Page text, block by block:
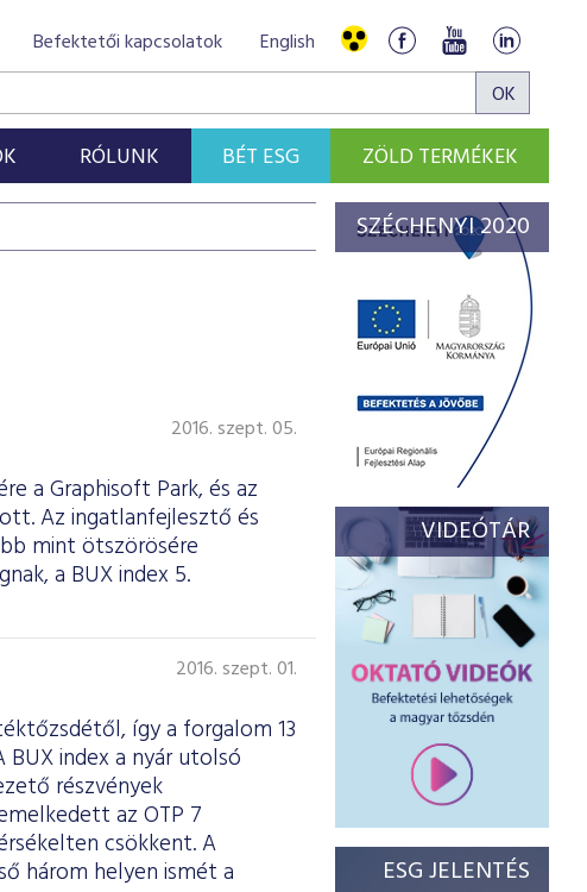
Befektetői kapcsolatok English
RÓLUNK BÉT ESG ZÖLD TERMÉKEK
2016. szept. 05.
a Graphisoft Park, és az
Az ingatlanfejlesztő és
mint ötszörösére
a BUX index 5.
2016. szept. 01.
így a forgalom 13
index a nyár utolsó
részvények
az OTP 7
csökkent. A
három helyen ismét a
SZÉCHENYI 2020
VIDEÓTÁR
ESG JELENTÉS